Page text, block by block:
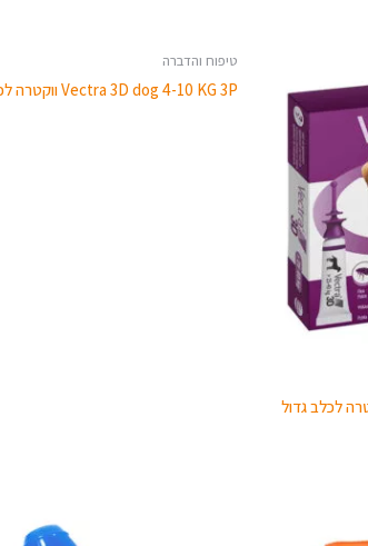
טיפוח והדברה
Vectra 3D dog 4-10 KG 3P ווקטרה לכלב קטן